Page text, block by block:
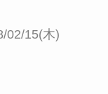
02/15(木)